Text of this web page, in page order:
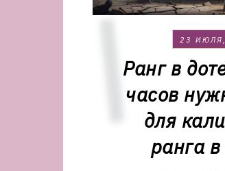
23
Ранг в
часов
для
ранга